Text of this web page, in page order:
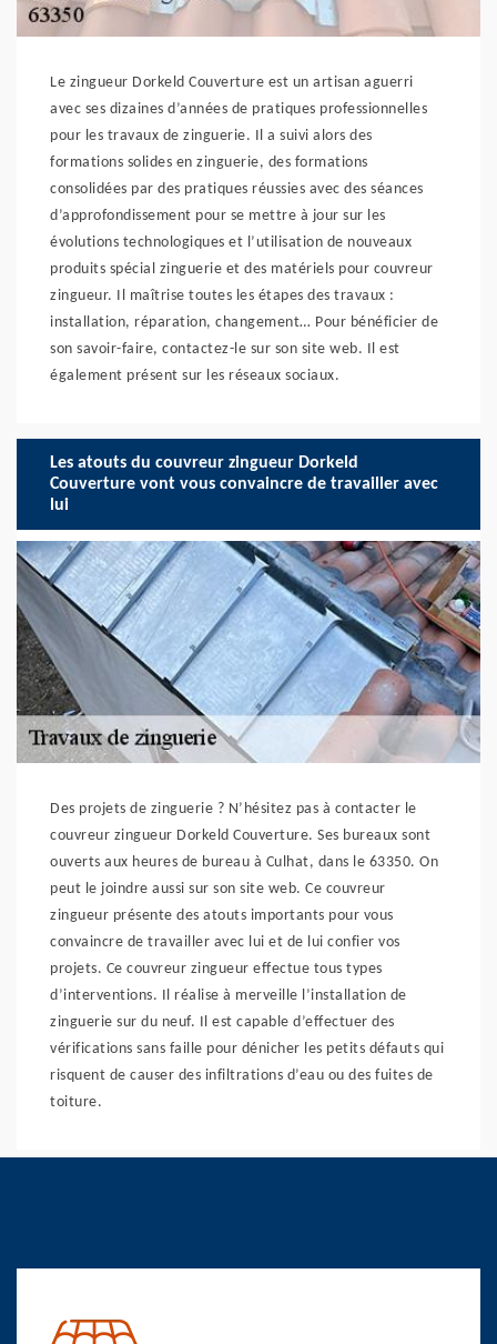
Le zingueur Dorkeld Couverture est un artisan aguerri
avec ses dizaines d’années de pratiques professionnelles
pour les travaux de zinguerie. Il a suivi alors des
formations solides en zinguerie, des formations
consolidées par des pratiques réussies avec des séances
d’approfondissement pour se mettre à jour sur les
évolutions technologiques et l’utilisation de nouveaux
produits spécial zinguerie et des matériels pour couvreur
zingueur. Il maîtrise toutes les étapes des travaux :
installation, réparation, changement… Pour bénéficier de
son savoir-faire, contactez-le sur son site web. Il est
également présent sur les réseaux sociaux.
Les atouts du couvreur zingueur Dorkeld
Couverture vont vous convaincre de travailler avec
lui
Des projets de zinguerie ? N’hésitez pas à contacter le
couvreur zingueur Dorkeld Couverture. Ses bureaux sont
ouverts aux heures de bureau à Culhat, dans le 63350. On
peut le joindre aussi sur son site web. Ce couvreur
zingueur présente des atouts importants pour vous
convaincre de travailler avec lui et de lui confier vos
projets. Ce couvreur zingueur effectue tous types
d’interventions. Il réalise à merveille l’installation de
zinguerie sur du neuf. Il est capable d’effectuer des
vérifications sans faille pour dénicher les petits défauts qui
risquent de causer des infiltrations d’eau ou des fuites de
toiture.